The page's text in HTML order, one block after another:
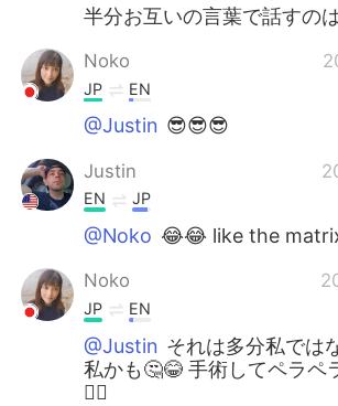
Português
半分お互いの言葉で話すの
Noko
JP EN
@Justin 😎😎😎
Justin
EN JP
@Noko 😂😂 like the
Noko
JP EN
@Justin それは多分私では
私かも🤔😂 手術してペラペ
👩‍⚕️